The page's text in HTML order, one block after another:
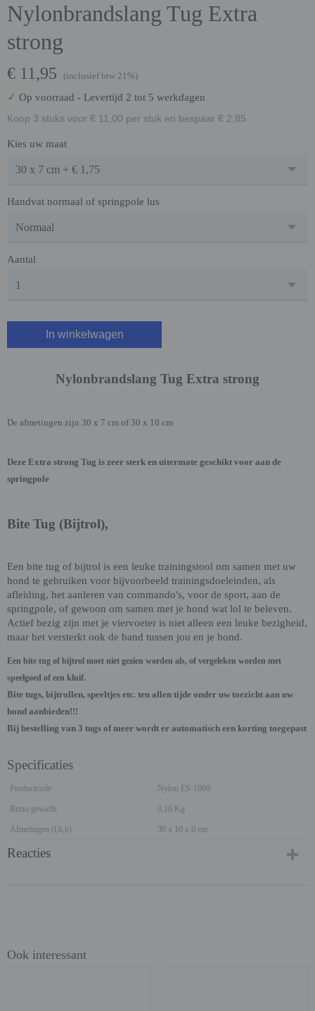
Nylonbrandslang Tug Extra
strong
€ 11,95 (inclusief btw 21%)
✓ Op voorraad - Levertijd 2 tot 5 werkdagen
Koop 3 stuks voor € 11,00 per stuk en bespaar € 2,85
Kies uw maat
Handvat normaal of springpole lus
Aantal
In winkelwagen
Nylonbrandslang Tug Extra strong
De afmetingen zijn 30 x 7 cm of 30 x 10 cm
Deze Extra strong Tug is zeer sterk en uitermate geschikt voor aan de
springpole
Bite Tug (Bijtrol),
Een bite tug of bijtrol is een leuke trainingstool om samen met uw
hond te gebruiken voor bijvoorbeeld trainingsdoeleinden, als
afleiding, het aanleren van commando's, voor de sport, aan de
springpole, of gewoon om samen met je hond wat lol te beleven.
Actief bezig zijn met je viervoeter is niet alleen een leuke bezigheid,
maar het versterkt ook de band tussen jou en je hond.
Een bite tug of bijtrol moet niet gezien worden als, of vergeleken worden met
speelgoed of een kluif.
Bite tugs, bijtrollen, speeltjes etc. ten allen tijde onder uw toezicht aan uw
hond aanbieden!!!
Bij bestelling van 3 tugs of meer wordt er automatisch een korting toegepast
Specificaties
Productcode Nylon ES-1809
Bruto gewicht 0,16 Kg
Afmetingen (l,b,h) 30 x 10 x 0 cm
Reacties
Ook interessant